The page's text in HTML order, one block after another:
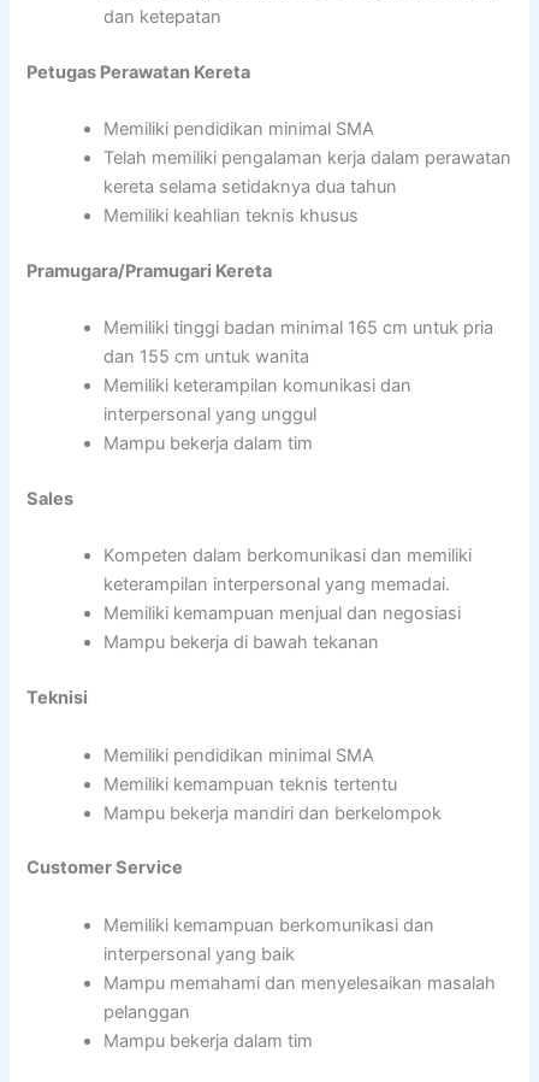
dan ketepatan
Petugas Perawatan Kereta
Memiliki pendidikan minimal SMA
Telah memiliki pengalaman kerja dalam perawatan
kereta selama setidaknya dua tahun
Memiliki keahlian teknis khusus
Pramugara/Pramugari Kereta
Memiliki tinggi badan minimal 165 cm untuk pria
dan 155 cm untuk wanita
Memiliki keterampilan komunikasi dan
interpersonal yang unggul
Mampu bekerja dalam tim
Sales
Kompeten dalam berkomunikasi dan memiliki
keterampilan interpersonal yang memadai.
Memiliki kemampuan menjual dan negosiasi
Mampu bekerja di bawah tekanan
Teknisi
Memiliki pendidikan minimal SMA
Memiliki kemampuan teknis tertentu
Mampu bekerja mandiri dan berkelompok
Customer Service
Memiliki kemampuan berkomunikasi dan
interpersonal yang baik
Mampu memahami dan menyelesaikan masalah
pelanggan
Mampu bekerja dalam tim